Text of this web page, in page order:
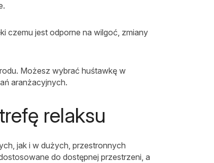
czemu jest odporne na wilgoć, zmiany
Możesz wybrać huśtawkę w
aranżacyjnych.
relaksu
jak i w dużych, przestronnych
do dostępnej przestrzeni, a